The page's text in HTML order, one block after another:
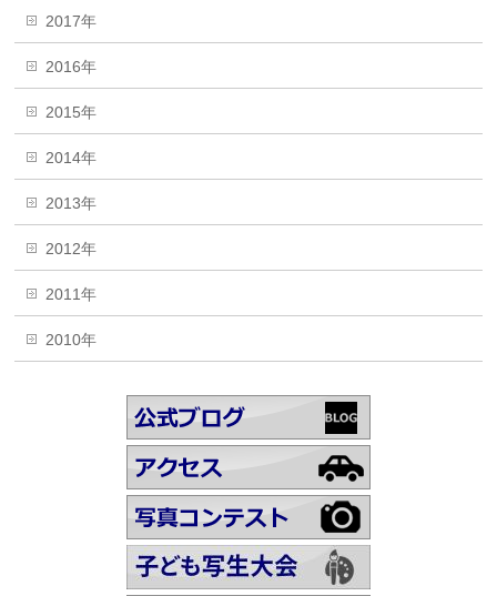
2017年
2016年
2015年
2014年
2013年
2012年
2011年
2010年